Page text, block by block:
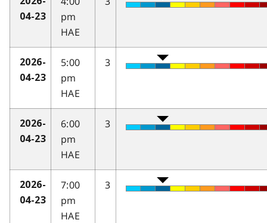
04-23
pm
HAE
2026-
04-23
5:00
pm
HAE
3
2026-
04-23
6:00
pm
HAE
3
2026-
04-23
7:00
pm
HAE
3